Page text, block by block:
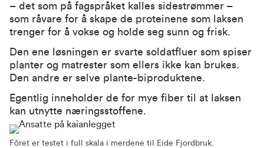
– det som på fagspråket kalles sidestrømmer –
som råvare for å skape de proteinene som laksen
trenger for å vokse og holde seg sunn og frisk.
Den ene løsningen er svarte soldatfluer som spiser
planter og matrester som ellers ikke kan brukes.
Den andre er selve plante-biproduktene.
Egentlig inneholder de for mye fiber til at laksen
kan utnytte næringsstoffene.
Fôret er testet i full skala i merdene til Eide Fjordbruk.